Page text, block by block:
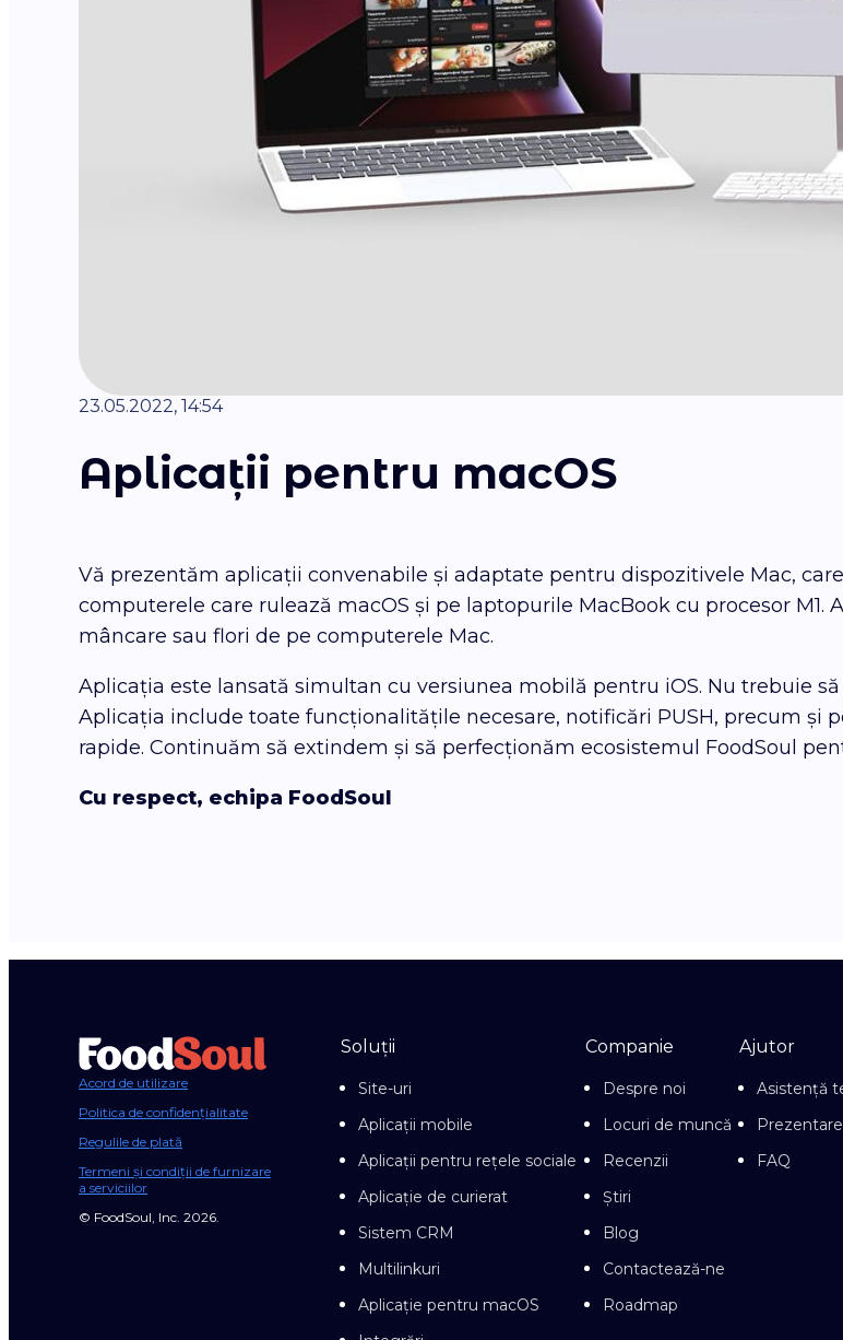
23.05.2022, 14:54
Aplicații pentru macOS
Vă prezentăm aplicații convenabile și adaptate pentru dispozitivele Mac,
computerele care rulează macOS și pe laptopurile MacBook cu procesor
mâncare sau flori de pe computerele Mac.
Aplicația este lansată simultan cu versiunea mobilă pentru iOS. Nu trebuie
Aplicația include toate funcționalitățile necesare, notificări PUSH, precum și
rapide. Continuăm să extindem și să perfecționăm ecosistemul FoodSoul
Cu respect, echipa FoodSoul
Acord de utilizare
Politica de confidențialitate
Regulile de plată
Termeni și condiții de furnizare
a serviciilor
© FoodSoul, Inc. 2026.
Soluții
Site-uri
Aplicații mobile
Aplicații pentru rețele sociale
Aplicație de curierat
Sistem CRM
Multilinkuri
Aplicație pentru macOS
Companie
Despre noi
Locuri de muncă
Recenzii
Știri
Blog
Contactează-ne
Roadmap
Ajutor
Asistență
FAQ